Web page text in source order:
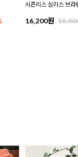
시즌리스 심리스 브라
16,200원